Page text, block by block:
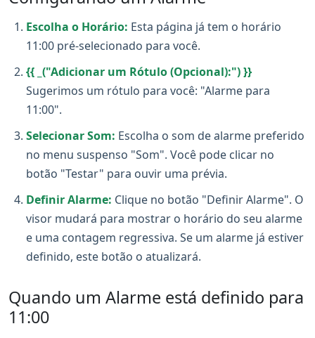
Escolha o Horário: Esta página já tem o horário
11:00 pré-selecionado para você.
{{ _("Adicionar um Rótulo (Opcional):") }}
Sugerimos um rótulo para você: "Alarme para
11:00".
Selecionar Som: Escolha o som de alarme preferido
no menu suspenso "Som". Você pode clicar no
botão "Testar" para ouvir uma prévia.
Definir Alarme: Clique no botão "Definir Alarme". O
visor mudará para mostrar o horário do seu alarme
e uma contagem regressiva. Se um alarme já estiver
definido, este botão o atualizará.
Quando um Alarme está definido para
11:00